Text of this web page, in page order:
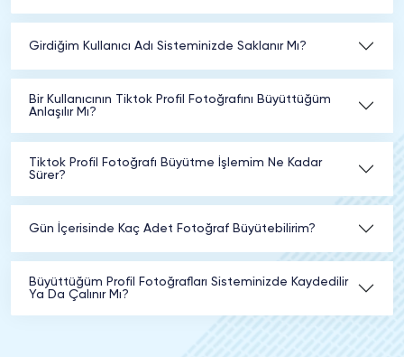
Girdiğim Kullanıcı Adı Sisteminizde Saklanır Mı?
Bir Kullanıcının Tiktok Profil Fotoğrafını Büyüttüğüm
Anlaşılır Mı?
Tiktok Profil Fotoğrafı Büyütme İşlemim Ne Kadar
Sürer?
Gün İçerisinde Kaç Adet Fotoğraf Büyütebilirim?
Büyüttüğüm Profil Fotoğrafları Sisteminizde Kaydedilir
Ya Da Çalınır Mı?